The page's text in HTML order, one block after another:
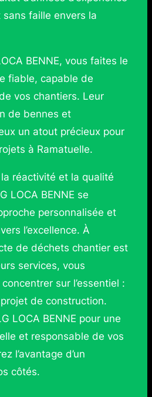
sans faille envers la
BENNE, vous faites le
fiable, capable de
vos chantiers. Leur
de bennes et
un atout précieux pour
à Ramatuelle.
réactivité et la qualité
LOCA BENNE se
personnalisée et
l’excellence. À
de déchets chantier est
services, vous
sur l’essentiel :
de construction.
LOCA BENNE pour une
et responsable de vos
l’avantage d’un
côtés.